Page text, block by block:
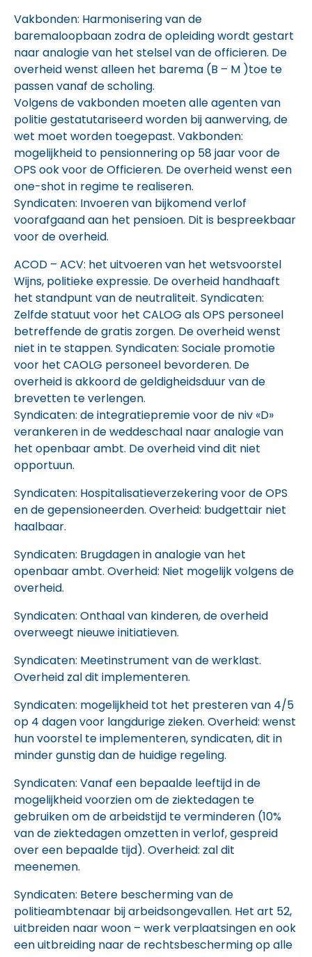
Vakbonden: Harmonisering van de
baremaloopbaan zodra de opleiding wordt gestart
naar analogie van het stelsel van de officieren. De
overheid wenst alleen het barema (B – M )toe te
passen vanaf de scholing.
Volgens de vakbonden moeten alle agenten van
politie gestatutariseerd worden bij aanwerving, de
wet moet worden toegepast. Vakbonden:
mogelijkheid to pensionnering op 58 jaar voor de
OPS ook voor de Officieren. De overheid wenst een
one-shot in regime te realiseren.
Syndicaten: Invoeren van bijkomend verlof
voorafgaand aan het pensioen. Dit is bespreekbaar
voor de overheid.
ACOD – ACV: het uitvoeren van het wetsvoorstel
Wijns, politieke expressie. De overheid handhaaft
het standpunt van de neutraliteit. Syndicaten:
Zelfde statuut voor het CALOG als OPS personeel
betreffende de gratis zorgen. De overheid wenst
niet in te stappen. Syndicaten: Sociale promotie
voor het CAOLG personeel bevorderen. De
overheid is akkoord de geldigheidsduur van de
brevetten te verlengen.
Syndicaten: de integratiepremie voor de niv «D»
verankeren in de weddeschaal naar analogie van
het openbaar ambt. De overheid vind dit niet
opportuun.
Syndicaten: Hospitalisatieverzekering voor de OPS
en de gepensioneerden. Overheid: budgettair niet
haalbaar.
Syndicaten: Brugdagen in analogie van het
openbaar ambt. Overheid: Niet mogelijk volgens de
overheid.
Syndicaten: Onthaal van kinderen, de overheid
overweegt nieuwe initiatieven.
Syndicaten: Meetinstrument van de werklast.
Overheid zal dit implementeren.
Syndicaten: mogelijkheid tot het presteren van 4/5
op 4 dagen voor langdurige zieken. Overheid: wenst
hun voorstel te implementeren, syndicaten, dit in
minder gunstig dan de huidige regeling.
Syndicaten: Vanaf een bepaalde leeftijd in de
mogelijkheid voorzien om de ziektedagen te
gebruiken om de arbeidstijd te verminderen (10%
van de ziektedagen omzetten in verlof, gespreid
over een bepaalde tijd). Overheid: zal dit
meenemen.
Syndicaten: Betere bescherming van de
politieambtenaar bij arbeidsongevallen. Het art 52,
uitbreiden naar woon – werk verplaatsingen en ook
een uitbreiding naar de rechtsbescherming op alle